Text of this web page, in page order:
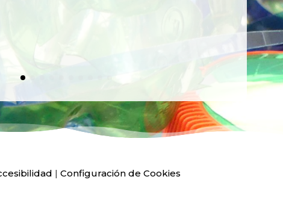
| Configuración de Cookies